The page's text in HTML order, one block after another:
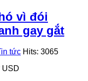
vì đói
gay gắt
tức Hits: 3065
USD